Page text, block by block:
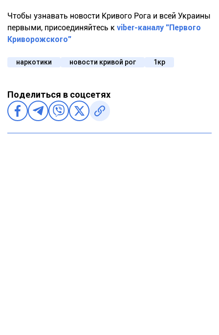
Чтобы узнавать новости Кривого Рога и всей Украины
первыми, присоединяйтесь к viber-каналу "Первого
Криворожского"
наркотики новости кривой рог 1кр
Поделиться в соцсетях